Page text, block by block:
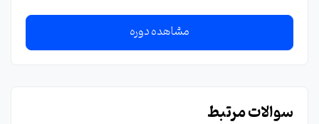
مشاهده دوره
سوالات مرتبط